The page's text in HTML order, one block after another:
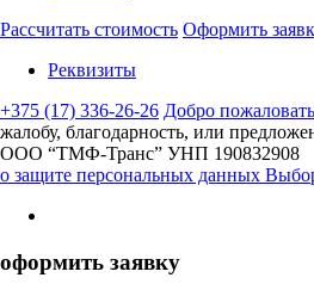
Рассчитать стоимость Оформить
Реквизиты
+375 (17) 336-26-26 Добро
жалобу, благодарность, или
ООО “ТМФ-Транс” УНП 190832908
о защите персональных данных
оформить заявку